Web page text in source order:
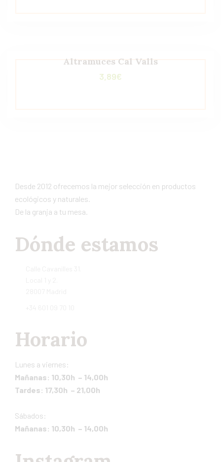
Altramuces Cal Valls
3,89€
Desde 2012 ofrecemos la mejor selección en productos
ecológicos y naturales.
De la granja a tu mesa.
Dónde estamos
Horario
Lunes a viernes:
Mañanas: 10,30h – 14,00h
Tardes: 17,30h – 21,00h
Sábados:
Mañanas: 10,30h – 14,00h